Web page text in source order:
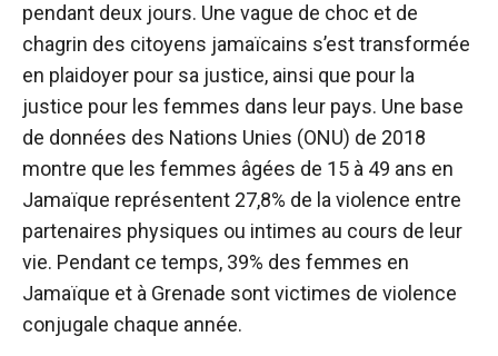
pendant deux jours. Une vague de choc et de
chagrin des citoyens jamaïcains s’est transformée
en plaidoyer pour sa justice, ainsi que pour la
justice pour les femmes dans leur pays. Une base
de données des Nations Unies (ONU) de 2018
montre que les femmes âgées de 15 à 49 ans en
Jamaïque représentent 27,8% de la violence entre
partenaires physiques ou intimes au cours de leur
vie. Pendant ce temps, 39% des femmes en
Jamaïque et à Grenade sont victimes de violence
conjugale chaque année.